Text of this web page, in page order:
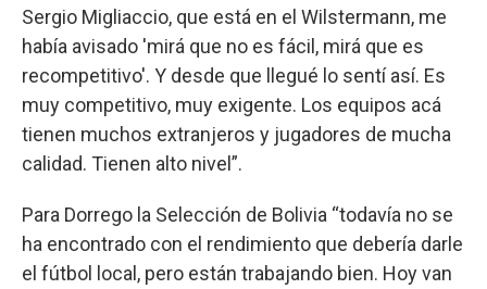
Sergio Migliaccio, que está en el Wilstermann, me
había avisado 'mirá que no es fácil, mirá que es
recompetitivo'. Y desde que llegué lo sentí así. Es
muy competitivo, muy exigente. Los equipos acá
tienen muchos extranjeros y jugadores de mucha
calidad. Tienen alto nivel”.
Para Dorrego la Selección de Bolivia “todavía no se
ha encontrado con el rendimiento que debería darle
el fútbol local, pero están trabajando bien. Hoy van